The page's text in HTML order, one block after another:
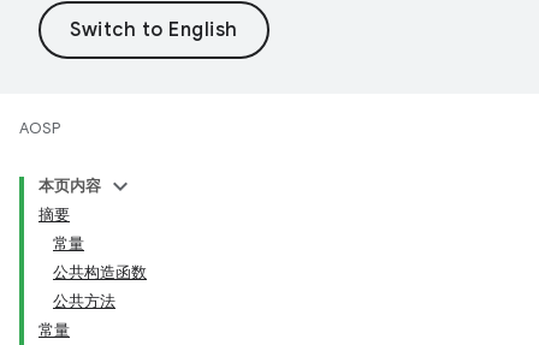
AOSP
本页内容
摘要
常量
公共构造函数
公共方法
常量